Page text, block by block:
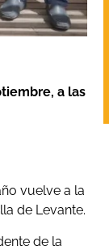
a las
vuelve a la
de Levante.
de la